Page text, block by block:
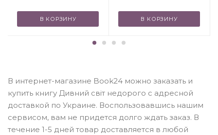
В КОРЗИНУ В КОРЗИНУ
В интернет-магазине Book24 можно заказать и
купить книгу Дивний світ недорого с адресной
доставкой по Украине. Воспользовавшись нашим
сервисом, вам не придется долго ждать заказ. В
течение 1-5 дней товар доставляется в любой